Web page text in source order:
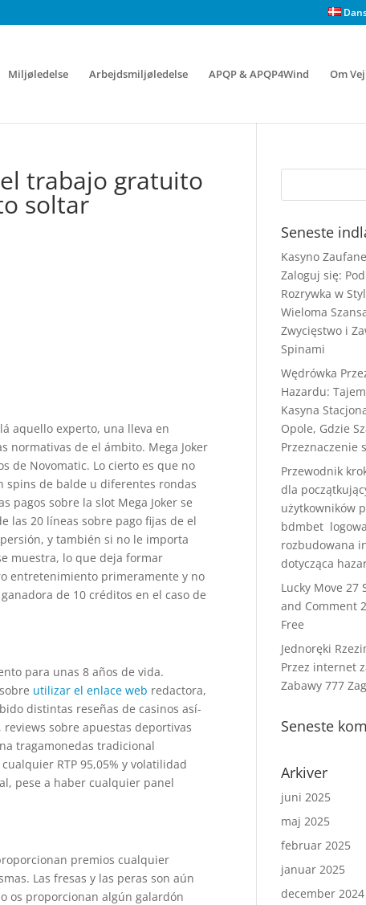
Miljøledelse Arbejdsmiljøledelse APQP & APQP4Wind Om
el trabajo gratuito
soltar
aquello experto, una lleva en
normativas de el ámbito. Mega Joker
de Novomatic. Lo cierto es que no
spins de balde u diferentes rondas
pagos sobre la slot Mega Joker se
las 20 líneas sobre pago fijas de el
y también si no le importa
muestra, lo que deja formar
entretenimiento primeramente y no
de 10 créditos en el caso de
para unas 8 años de vida.
utilizar el enlace web redactora,
distintas reseñas de casinos así­
sobre apuestas deportivas
tragamonedas tradicional
RTP 95,05% y volatilidad
pese a haber cualquier panel
premios cualquier
Las fresas y las peras son aún
os proporcionan algún galardón
Seneste
Kasyno
Zaloguj się:
Rozrywka w
Wieloma
Zwycięstwo i
Spinami
Wędrówka
Hazardu:
Kasyna
Opole, Gdzie
Przeznaczenie
Przewodnik
dla
użytkowników
bdmbet
rozbudowana
dotycząca
Lucky Move 27
and Comment
Free
Jednoręki
Przez internet
Zabawy 777
Seneste
Arkiver
juni 2025
maj 2025
februar 2025
januar 2025
december 2024